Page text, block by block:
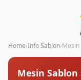
Home›Info Sablon›
Mesin